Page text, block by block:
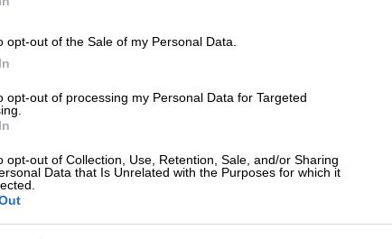
opt-out of the Sale of my Personal Data.
opt-out of processing my Personal Data for Targeted
opt-out of Collection, Use, Retention, Sale, and/or Sharing
Data that Is Unrelated with the Purposes for which it
την λίμνη.
με μεγάλους παραγωγούς ηλεκτρικού
Μυτιληναίου και άλλους για την
αφαλάτωσης δεδομένου ότι η
ηλεκτρικής ενέργειας.
οι συζητήσεις με την ΔΕΗ,
Οι άλλες δύο ή τρεις στην πλευρά του
αγωγού μεταφοράς νερού από το